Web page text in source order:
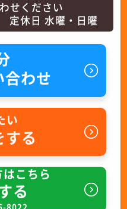
せください
休日 水曜・日曜
合わせ
い
る
こちら
る
8022